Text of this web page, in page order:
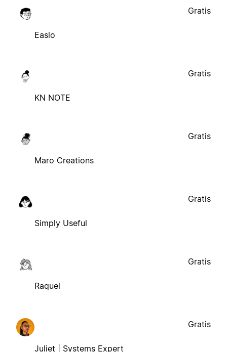
Easlo
Gratis
KN NOTE
Gratis
Maro Creations
Gratis
Simply Useful
Gratis
Raquel
Gratis
Juliet | Systems Expert
Gratis